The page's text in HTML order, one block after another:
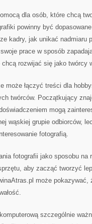
dla osób, które chcą
powinny być
kadry, jak unikać nadmiaru
prace w sposób
rozwijać się jako twórcy
może łączyć treści dla
twórców. Początkujący
mogą
wąskiej grupie odbiorców,
fotografią.
fotografii jako sposobu na
aby zacząć tworzyć
może pokazywać,
szczególnie